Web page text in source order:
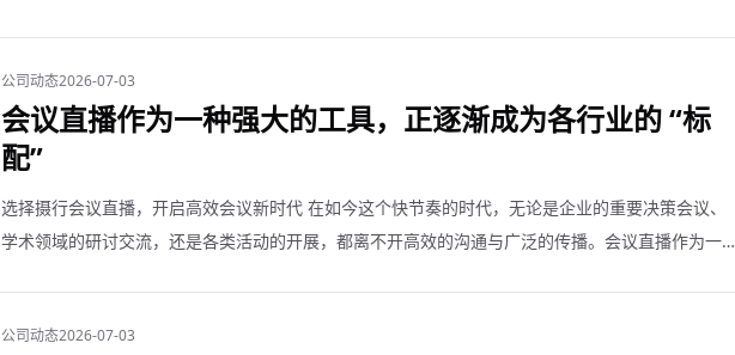
公司动态2026-07-03
会议直播作为一种强大的工具，正逐渐成为各行业的 “标
配”
选择摄行会议直播，开启高效会议新时代 在如今这个快节奏的时代，无论是企业的重要决策会议、
学术领域的研讨交流，还是各类活动的开展，都离不开高效的沟通与广泛的传播。会议直播作为一种
公司动态2026-07-03